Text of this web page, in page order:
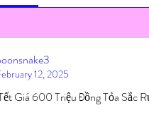
12, 2025
Giá 600 Triệu Đồng Tỏa Sắc